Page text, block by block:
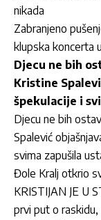
nikada
Zabranjeno
klupska koncerta
Djecu ne bih
Kristine
špekulacije i
Djecu ne bih
Spalević
svima zapušila
Đole Kralj otkrio
KRISTIJAN JE U
prvi put o